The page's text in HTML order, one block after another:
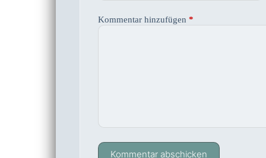
Kommentar hinzufügen *
Kommentar abschicken